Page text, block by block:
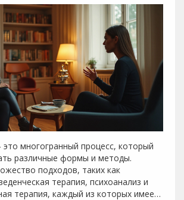
это многогранный процесс, который
различные формы и методы.
подходов, таких как
терапия, психоанализ и
терапия, каждый из которых имеет